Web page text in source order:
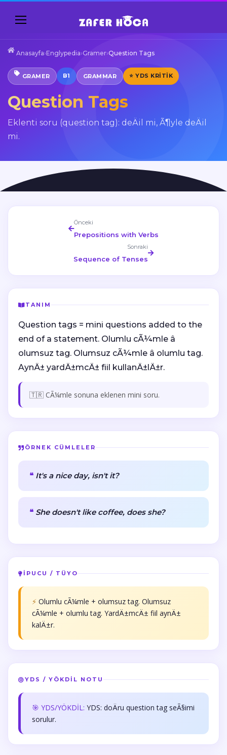
Anasayfa›Englypedia›Gramer›Question Tags
GRAMER B1 GRAMMAR ⭐ YDS KRITIK
Question Tags
Eklenti soru (question tag): deÄil mi, Ã¶yle deÄil
mi.
Önceki
Prepositions with Verbs
Sonraki
Sequence of Tenses
TANIM
Question tags = mini questions added to the
end of a statement. Olumlu cÃ¼mle â
olumsuz tag. Olumsuz cÃ¼mle â olumlu tag.
AynÄ± yardÄ±mcÄ± fiil kullanÄ±lÄ±r.
🇹🇷 CÃ¼mle sonuna eklenen mini soru.
ÖRNEK CÜMLELER
It's a nice day, isn't it?
She doesn't like coffee, does she?
İPUCU / TÜYO
⚡ Olumlu cÃ¼mle + olumsuz tag. Olumsuz
cÃ¼mle + olumlu tag. YardÄ±mcÄ± fiil aynÄ±
kalÄ±r.
YDS / YÖKDİL NOTU
🎯 YDS/YÖKDİL: YDS: doÄru question tag seÃ§imi
sorulur.